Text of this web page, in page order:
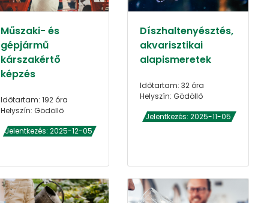
Műszaki- és
gépjármű
kárszakértő
képzés
Időtartam: 192 óra
Helyszín: Gödöllő
Jelentkezés: 2025-12-05
Díszhaltenyésztés,
akvarisztikai
alapismeretek
Időtartam: 32 óra
Helyszín: Gödöllő
Jelentkezés: 2025-11-05